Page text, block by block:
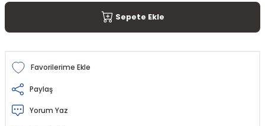
Sepete Ekle
Paylaş
Yorum Yaz